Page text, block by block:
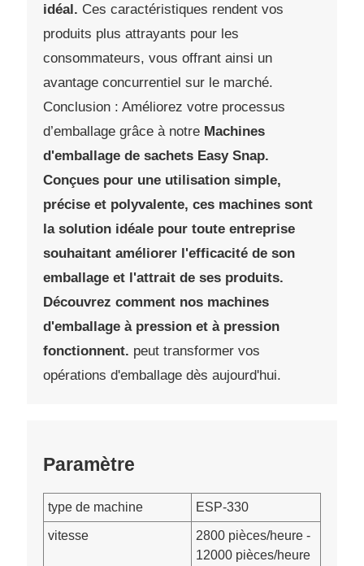
idéal. Ces caractéristiques rendent vos
produits plus attrayants pour les
consommateurs, vous offrant ainsi un
avantage concurrentiel sur le marché.
Conclusion : Améliorez votre processus
d’emballage grâce à notre Machines
d'emballage de sachets Easy Snap.
Conçues pour une utilisation simple,
précise et polyvalente, ces machines sont
la solution idéale pour toute entreprise
souhaitant améliorer l'efficacité de son
emballage et l'attrait de ses produits.
Découvrez comment nos machines
d'emballage à pression et à pression
fonctionnent. peut transformer vos
opérations d'emballage dès aujourd'hui.
Paramètre
type de machine ESP-330
vitesse
2800 pièces/heure -
12000 pièces/heure